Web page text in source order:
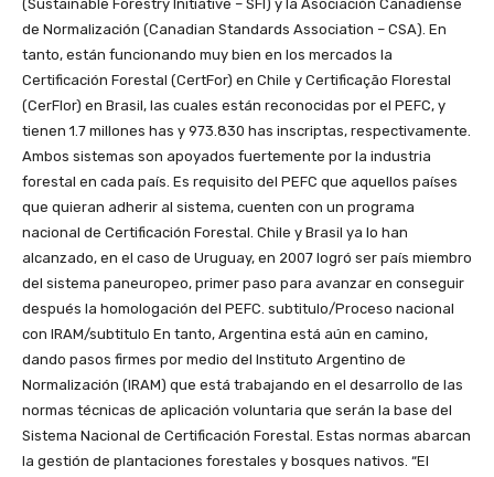
(Sustainable Forestry Initiative – SFI) y la Asociación Canadiense
de Normalización (Canadian Standards Association – CSA). En
tanto, están funcionando muy bien en los mercados la
Certificación Forestal (CertFor) en Chile y Certificação Florestal
(CerFlor) en Brasil, las cuales están reconocidas por el PEFC, y
tienen 1.7 millones has y 973.830 has inscriptas, respectivamente.
Ambos sistemas son apoyados fuertemente por la industria
forestal en cada país. Es requisito del PEFC que aquellos países
que quieran adherir al sistema, cuenten con un programa
nacional de Certificación Forestal. Chile y Brasil ya lo han
alcanzado, en el caso de Uruguay, en 2007 logró ser país miembro
del sistema paneuropeo, primer paso para avanzar en conseguir
después la homologación del PEFC. subtitulo/Proceso nacional
con IRAM/subtitulo En tanto, Argentina está aún en camino,
dando pasos firmes por medio del Instituto Argentino de
Normalización (IRAM) que está trabajando en el desarrollo de las
normas técnicas de aplicación voluntaria que serán la base del
Sistema Nacional de Certificación Forestal. Estas normas abarcan
la gestión de plantaciones forestales y bosques nativos. “El